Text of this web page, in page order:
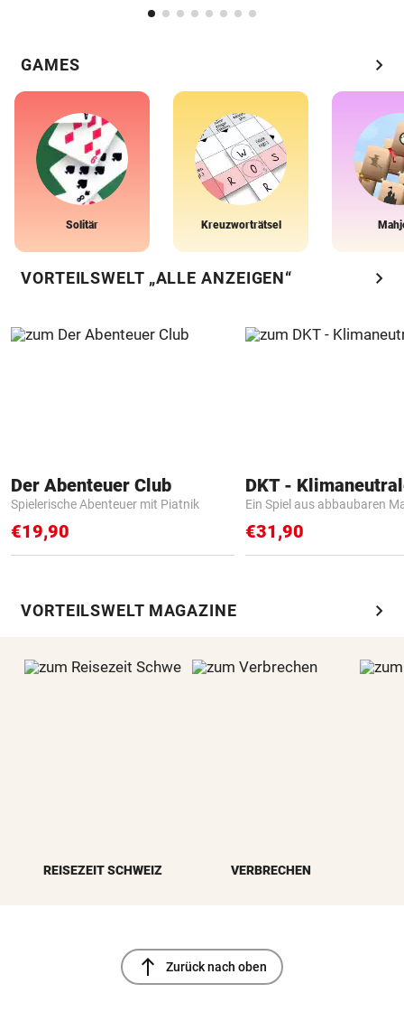
GAMES chevron_right
Solitär Kreuzworträtsel
VORTEILSWELT „ALLE ANZEIGEN“ chevron_right
Der Abenteuer Club
Spielerische Abenteuer mit Piatnik
€19,90
Ein Spiel aus abbaubaren
€31,90
VORTEILSWELT MAGAZINE chevron_right
REISEZEIT SCHWEIZ VERBRECHEN
north Zurück nach oben